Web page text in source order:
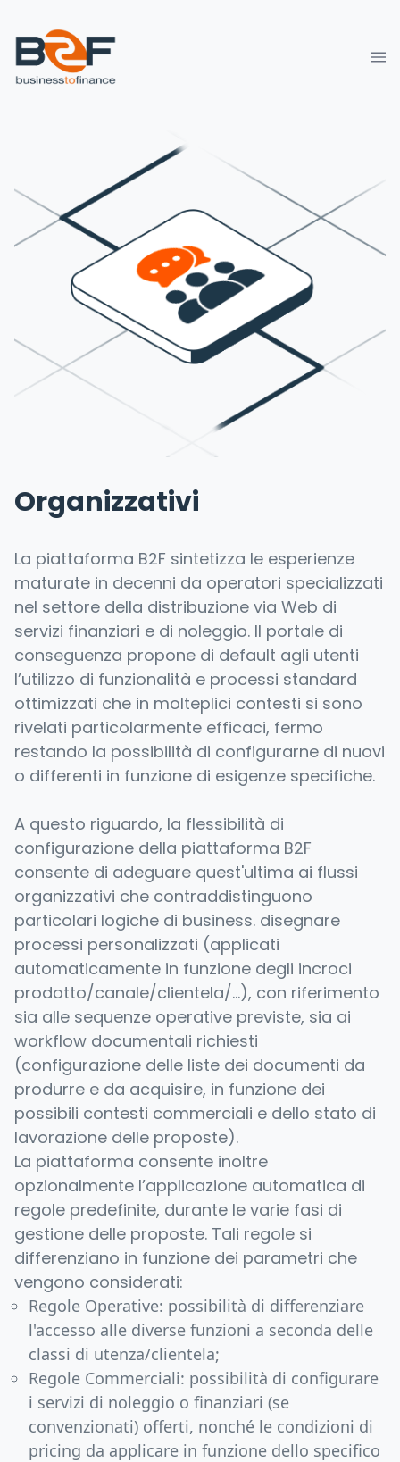
Organizzativi
La piattaforma B2F sintetizza le esperienze
maturate in decenni da operatori specializzati
nel settore della distribuzione via Web di
servizi finanziari e di noleggio. Il portale di
conseguenza propone di default agli utenti
l’utilizzo di funzionalità e processi standard
ottimizzati che in molteplici contesti si sono
rivelati particolarmente efficaci, fermo
restando la possibilità di configurarne di nuovi
o differenti in funzione di esigenze specifiche.
A questo riguardo, la flessibilità di
configurazione della piattaforma B2F
consente di adeguare quest'ultima ai flussi
organizzativi che contraddistinguono
particolari logiche di business. disegnare
processi personalizzati (applicati
automaticamente in funzione degli incroci
prodotto/canale/clientela/...), con riferimento
sia alle sequenze operative previste, sia ai
workflow documentali richiesti
(configurazione delle liste dei documenti da
produrre e da acquisire, in funzione dei
possibili contesti commerciali e dello stato di
lavorazione delle proposte).
La piattaforma consente inoltre
opzionalmente l’applicazione automatica di
regole predefinite, durante le varie fasi di
gestione delle proposte. Tali regole si
differenziano in funzione dei parametri che
vengono considerati:
Regole Operative: possibilità di differenziare
l'accesso alle diverse funzioni a seconda delle
classi di utenza/clientela;
Regole Commerciali: possibilità di configurare
i servizi di noleggio o finanziari (se
convenzionati) offerti, nonché le condizioni di
pricing da applicare in funzione dello specifico